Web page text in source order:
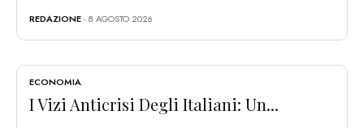
REDAZIONE- 8 AGOSTO 2026
ECONOMIA
I Vizi Anticrisi Degli Italiani: Un...